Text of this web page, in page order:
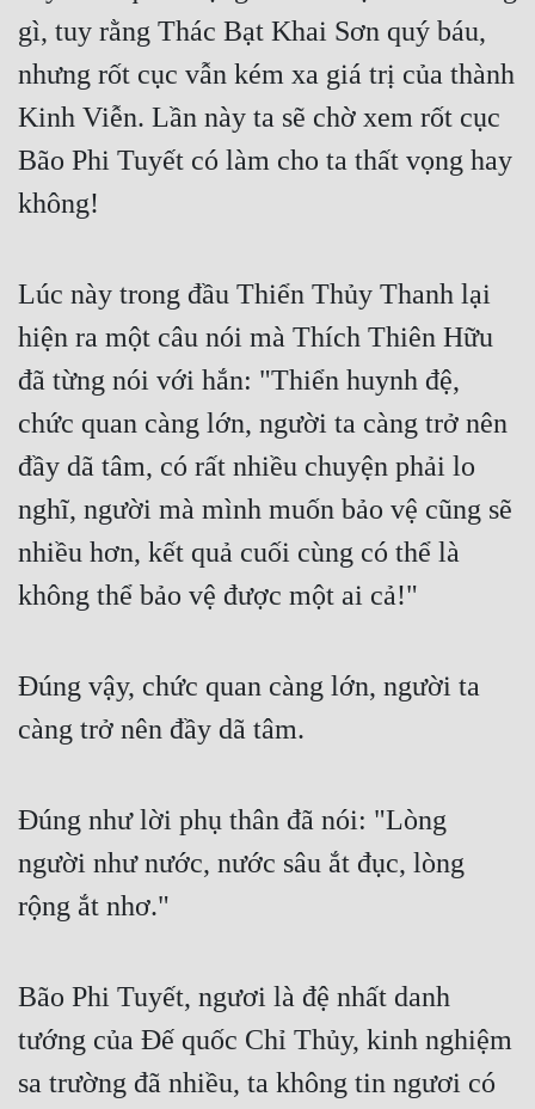
Góc Nhìn Nữ
Huyền Nghi
Huyền Ảo
Hệ Thống
Học Đường
Khoa Huyễn
Khoa Huyễn Không Gian
Kinh Dị
Kiếm Hiệp
Linh Dị
Làm Giàu
Mưu Mô
Mạt Thế
Mỹ Thực
Ngược
Nữ Cường
gì, tuy rằng Thác Bạt Khai Sơn quý báu,
nhưng rốt cục vẫn kém xa giá trị của thành
Kinh Viễn. Lần này ta sẽ chờ xem rốt cục
Bão Phi Tuyết có làm cho ta thất vọng hay
không!
Lúc này trong đầu Thiển Thủy Thanh lại
hiện ra một câu nói mà Thích Thiên Hữu
đã từng nói với hắn: "Thiển huynh đệ,
chức quan càng lớn, người ta càng trở nên
đầy dã tâm, có rất nhiều chuyện phải lo
nghĩ, người mà mình muốn bảo vệ cũng sẽ
nhiều hơn, kết quả cuối cùng có thể là
không thể bảo vệ được một ai cả!"
Đúng vậy, chức quan càng lớn, người ta
càng trở nên đầy dã tâm.
Đúng như lời phụ thân đã nói: "Lòng
người như nước, nước sâu ắt đục, lòng
rộng ắt nhơ."
Bão Phi Tuyết, ngươi là đệ nhất danh
tướng của Đế quốc Chỉ Thủy, kinh nghiệm
sa trường đã nhiều, ta không tin ngươi có